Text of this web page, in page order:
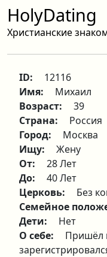
HolyDating
Христианские
ID:
12116
Имя:
Михаил
Возраст:
39
Страна:
Россия
Город:
Москва
Ищу:
Жену
От:
28 Лет
До:
40 Лет
Церковь:
Без
Семейное
Дети:
Нет
О себе:
Пришёл